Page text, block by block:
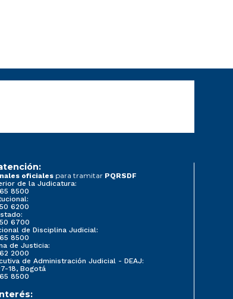
oficiales para tramitar PQRSDF
de la Judicatura:
8500
6200
6700
de Disciplina Judicial:
8500
de Justicia:
2000
de Administración Judicial - DEAJ:
18, Bogotá
8500